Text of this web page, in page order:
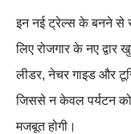
इन नई ट्रेल्स के बनने से
लिए रोजगार के नए
लीडर, नेचर गाइड और
जिससे न केवल पर्यटन को
मजबूत होगी।